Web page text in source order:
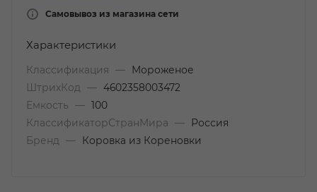
Самовывоз из магазина сети
Характеристики
Классификация —
Мороженое
ШтрихКод
— 4602358003472
Емкость
— 100
КлассификаторСтранМира
—
Россия
Бренд
— Коровка из Кореновки